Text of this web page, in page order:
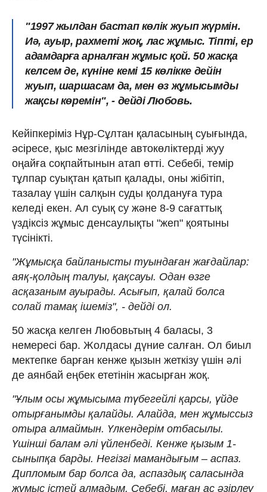
"1997 жылдан бастап көлік жуып жүрмін.
Иә, ауыр, рахметі жоқ, лас жұмыс. Тіпті, ер
адамдарға арналған жұмыс қой. 50 жасқа
келсем де, күніне кемі 15 көлікке дейін
жуып, шаршасам да, мен өз жұмысымды
жақсы көремін", - дейді Любовь.
Кейіпкеріміз Нұр-Cұлтан қаласының суығында,
әсіресе, қыс мезгілінде автокөліктерді жуу
оңайға соқпайтынын атап өтті. Себебі, темір
тұлпар суықтан қатып қалады, оны жібітіп,
тазалау үшін салқын суды қолдануға тура
келеді екен. Ал суық су және 8-9 сағаттық
үздіксіз жұмыс денсаулықты "жеп" қоятыны
түсінікті.
"Жұмысқа байланысты туындаған жағдайлар:
аяқ-қолдың талуы, қақсауы. Одан өзге
асқазаным ауырады. Асығып, қалай болса
солай тамақ ішеміз", - дейді ол.
50 жасқа келген Любовьтың 4 баласы, 3
немересі бар. Жолдасы дүние салған. Ол биыл
мектепке барған кенже қызын жеткізу үшін әлі
де аянбай еңбек ететінін жасырған жоқ.
"Ұлым осы жұмысыма түбегейлі қарсы, үйде
отырғанымды қалайды. Алайда, мен жұмыссыз
отыра алмаймын. Үлкендерім отбасылы.
Үшінші балам әлі үйленбеді. Кенже қызым 1-
сыныпқа барды. Негізгі мамандығым – аспаз.
Дипломым бар болса да, аспаздық саласында
жұмыс істей алмадым. Себебі, маған ас әзірлеу